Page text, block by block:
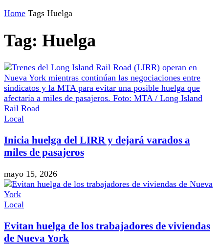
Home Tags Huelga
Tag: Huelga
Local
Inicia huelga del LIRR y dejará varados a
miles de pasajeros
mayo 15, 2026
Local
Evitan huelga de los trabajadores de viviendas
de Nueva York